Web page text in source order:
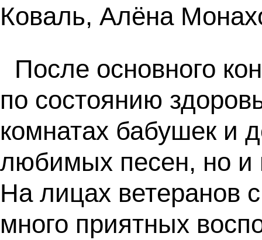
Коваль, Алёна
После основного
по состоянию
комнатах бабушек и
любимых песен, но и
На лицах ветеранов
много приятных